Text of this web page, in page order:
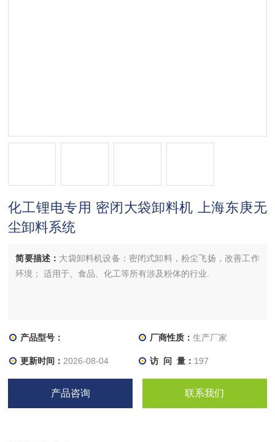
化工锂电专用 密闭大袋卸料机 上海东庚无
尘卸料系统
简要描述： 大袋卸料机设备：密闭式卸料，粉尘飞扬，改善工作
环境； 适用于、食品、化工等所有涉及粉体的行业.
产品型号： 厂商性质： 生产厂家
更新时间： 2026-08-04 访 问 量： 197
产品咨询 联系我们